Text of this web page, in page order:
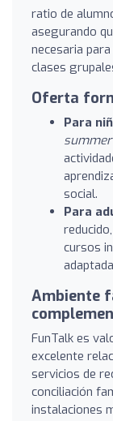
ratio de
asegurando
necesaria
clases
Oferta
Para
social.
Para
cursos
Ambiente
FunTalk es
excelente
servicios de
conciliación
instalaciones